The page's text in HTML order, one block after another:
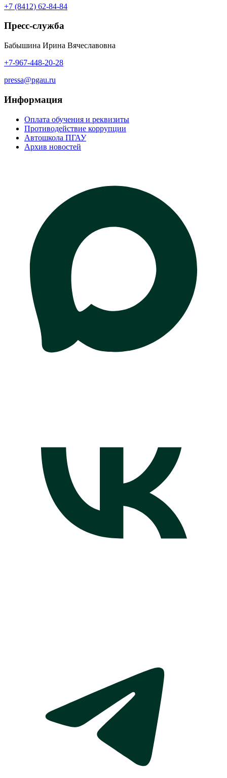
+7 (8412) 62-84-84
Пресс-служба
Бабышина Ирина Вячеславовна
+7-967-448-20-28
pressa@pgau.ru
Информация
Оплата обучения и реквизиты
Противодействие коррупции
Автошкола ПГАУ
Архив новостей